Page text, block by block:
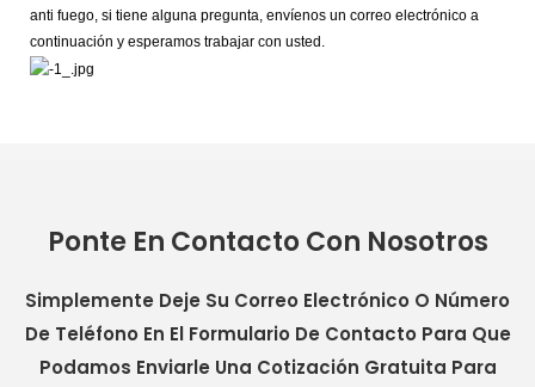
anti fuego, si tiene alguna pregunta, envíenos un correo electrónico a
continuación y esperamos trabajar con usted.
Ponte En Contacto Con Nosotros
Simplemente Deje Su Correo Electrónico O Número
De Teléfono En El Formulario De Contacto Para Que
Podamos Enviarle Una Cotización Gratuita Para